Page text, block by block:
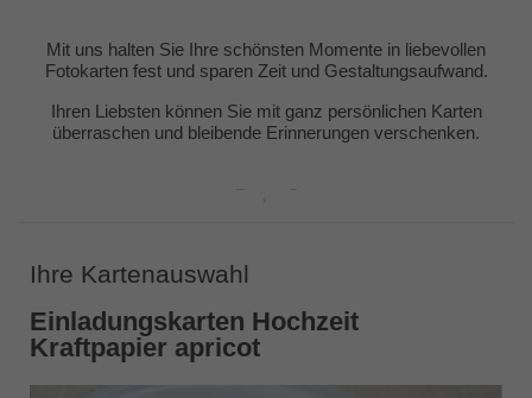
Mit uns halten Sie Ihre schönsten Momente in liebevollen
Fotokarten fest und sparen Zeit und Gestaltungsaufwand.
Ihren Liebsten können Sie mit ganz persönlichen Karten
überraschen und bleibende Erinnerungen verschenken.
Ihre Kartenauswahl
Einladungskarten Hochzeit
Kraftpapier apricot